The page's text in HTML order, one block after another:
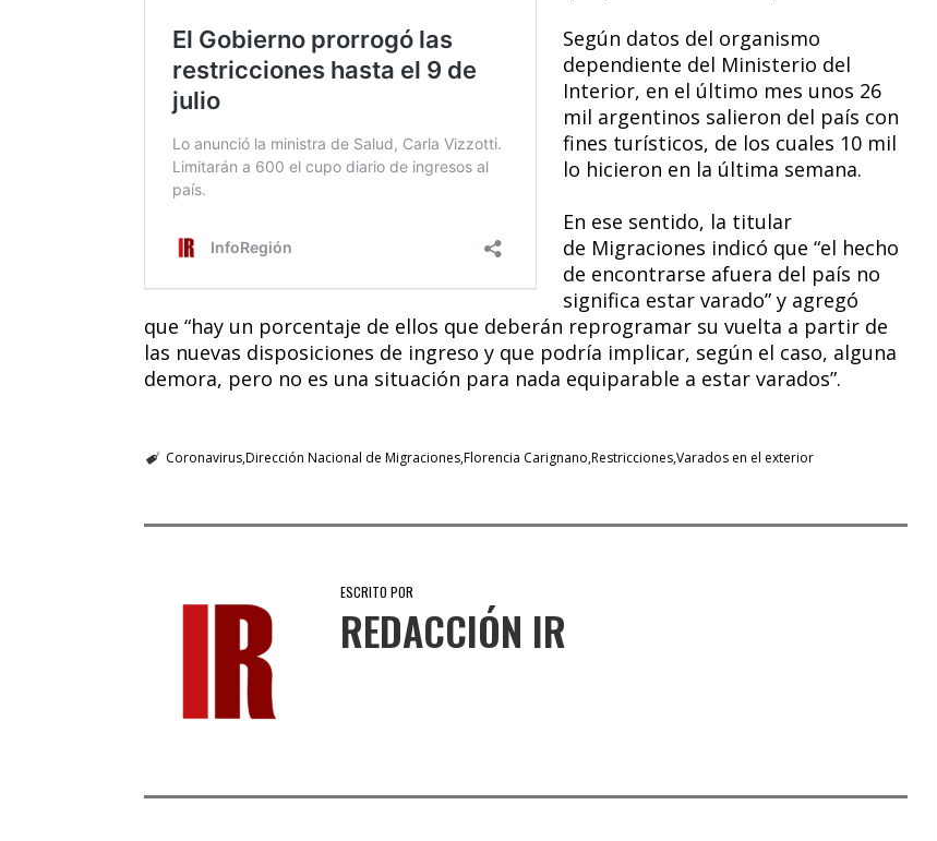
Según datos del organismo
dependiente del Ministerio del
Interior, en el último mes unos 26
mil argentinos salieron del país con
fines turísticos, de los cuales 10 mil
lo hicieron en la última semana.
En ese sentido, la titular
de Migraciones indicó que “el hecho
de encontrarse afuera del país no
significa estar varado” y agregó
que “hay un porcentaje de ellos que deberán reprogramar su vuelta a partir de
las nuevas disposiciones de ingreso y que podría implicar, según el caso, alguna
demora, pero no es una situación para nada equiparable a estar varados”.
CoronavirusDirección Nacional de MigracionesFlorencia Carignano RestriccionesVarados en el exterior
ESCRITO POR
REDACCIÓN IR